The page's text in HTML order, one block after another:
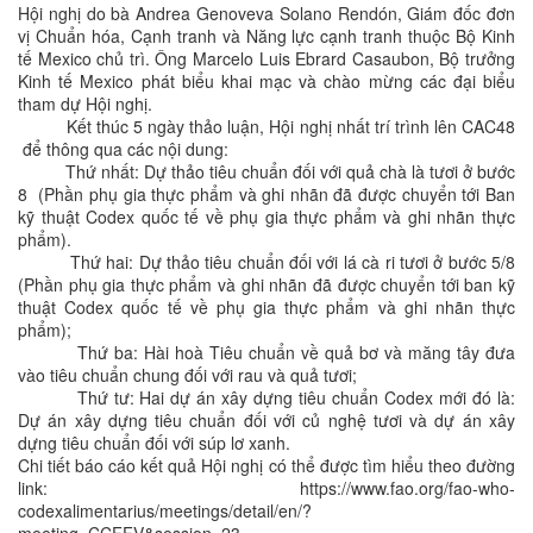
Hội nghị do bà Andrea Genoveva Solano Rendón, Giám đốc đơn
vị Chuẩn hóa, Cạnh tranh và Năng lực cạnh tranh thuộc Bộ Kinh
tế Mexico chủ trì. Ông Marcelo Luis Ebrard Casaubon, Bộ trưởng
Kinh tế Mexico phát biểu khai mạc và chào mừng các đại biểu
tham dự Hội nghị.
Kết thúc 5 ngày thảo luận, Hội nghị nhất trí trình lên CAC48
để thông qua các nội dung:
Thứ nhất: Dự thảo tiêu chuẩn đối với quả chà là tươi ở bước
8 (Phần phụ gia thực phẩm và ghi nhãn đã được chuyển tới Ban
kỹ thuật Codex quốc tế về phụ gia thực phẩm và ghi nhãn thực
phẩm).
Thứ hai: Dự thảo tiêu chuẩn đối với lá cà ri tươi ở bước 5/8
(Phần phụ gia thực phẩm và ghi nhãn đã được chuyển tới ban kỹ
thuật Codex quốc tế về phụ gia thực phẩm và ghi nhãn thực
phẩm);
Thứ ba: Hài hoà Tiêu chuẩn về quả bơ và măng tây đưa
vào tiêu chuẩn chung đối với rau và quả tươi;
Thứ tư: Hai dự án xây dựng tiêu chuẩn Codex mới đó là:
Dự án xây dựng tiêu chuẩn đối với củ nghệ tươi và dự án xây
dựng tiêu chuẩn đối với súp lơ xanh.
Chi tiết báo cáo kết quả Hội nghị có thể được tìm hiểu theo đường
link: https://www.fao.org/fao-who-
codexalimentarius/meetings/detail/en/?